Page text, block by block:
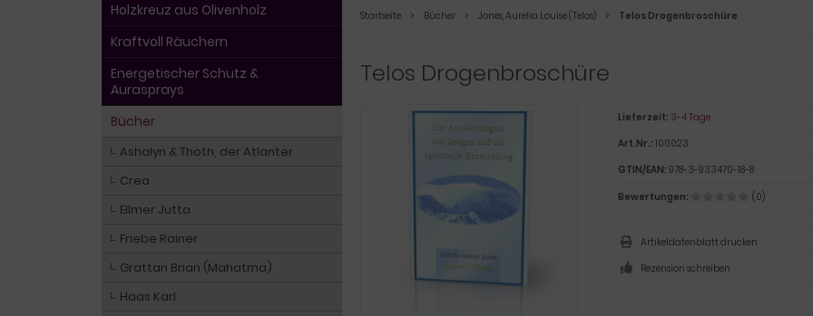
Startseite Bücher Jones, Aurelia Louise (Telos) Telos Drogenbroschüre
Telos Drogenbroschüre
Lieferzeit: 3-4 Tage
Art.Nr.: 100023
GTIN/EAN: 978-3-933470-18-8
Bewertungen:
(0)
Artikeldatenblatt drucken
Rezension schreiben
Holzkreuz aus Olivenholz
Kraftvoll Räuchern
Energetischer Schutz &
Aurasprays
Bücher
Ashalyn & Thoth, der Atlanter
Crea
Ellmer Jutta
Friebe Rainer
Grattan Brian (Mahatma)
Haas Karl